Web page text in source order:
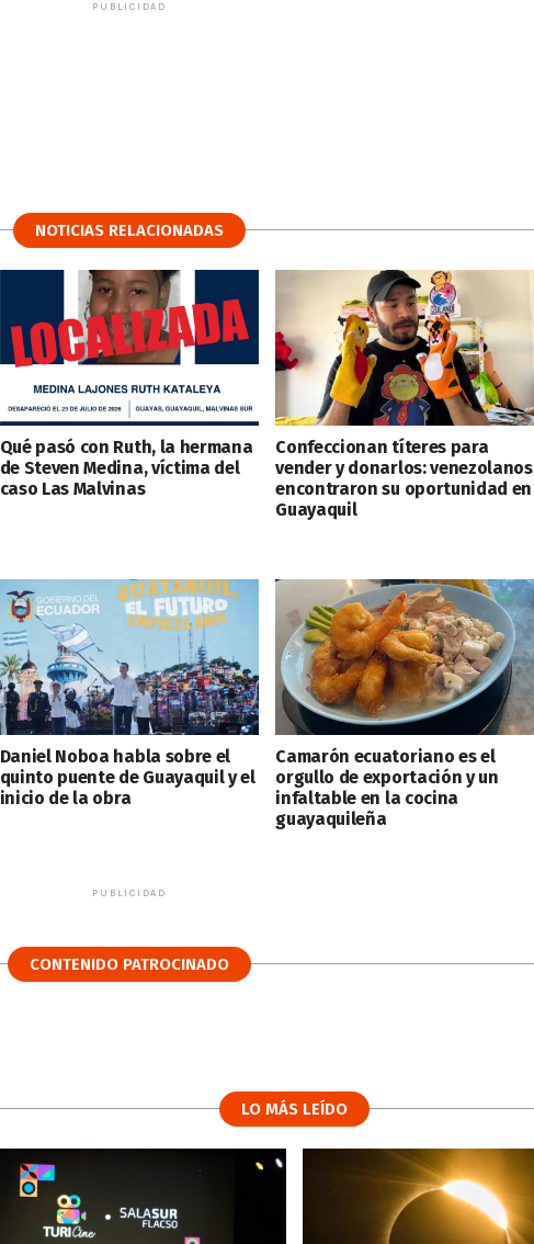
PUBLICIDAD
NOTICIAS RELACIONADAS
Qué pasó con Ruth, la hermana
de Steven Medina, víctima del
caso Las Malvinas
Confeccionan títeres para
vender y donarlos: venezolanos
encontraron su oportunidad en
Guayaquil
Daniel Noboa habla sobre el
quinto puente de Guayaquil y el
inicio de la obra
Camarón ecuatoriano es el
orgullo de exportación y un
infaltable en la cocina
guayaquileña
PUBLICIDAD
CONTENIDO PATROCINADO
LO MÁS LEÍDO